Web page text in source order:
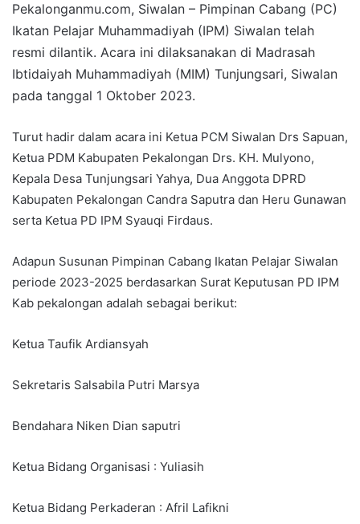
m
a
i
Pekalonganmu.com, Siwalan – Pimpinan Cabang (PC)
Ikatan Pelajar Muhammadiyah (IPM) Siwalan telah
resmi dilantik. Acara ini dilaksanakan di Madrasah
Ibtidaiyah Muhammadiyah (MIM) Tunjungsari, Siwalan
pada tanggal 1 Oktober 2023.
Turut hadir dalam acara ini Ketua PCM Siwalan Drs Sapuan,
Ketua PDM Kabupaten Pekalongan Drs. KH. Mulyono,
Kepala Desa Tunjungsari Yahya, Dua Anggota DPRD
Kabupaten Pekalongan Candra Saputra dan Heru Gunawan
serta Ketua PD IPM Syauqi Firdaus.
Adapun Susunan Pimpinan Cabang Ikatan Pelajar Siwalan
periode 2023-2025 berdasarkan Surat Keputusan PD IPM
Kab pekalongan adalah sebagai berikut:
Ketua Taufik Ardiansyah
Sekretaris Salsabila Putri Marsya
Bendahara Niken Dian saputri
Ketua Bidang Organisasi : Yuliasih
Ketua Bidang Perkaderan : Afril Lafikni